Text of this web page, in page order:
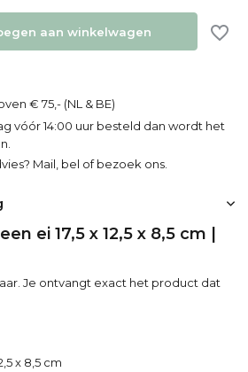
aan winkelwagen
€ 75,- (NL & BE)
vóór 14:00 uur besteld dan wordt het
Mail, bel of bezoek ons.
ei 17,5 x 12,5 x 8,5 cm |
Je ontvangt exact het product dat
x 8,5 cm